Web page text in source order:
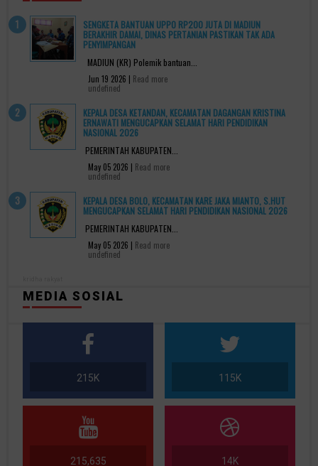
SENGKETA BANTUAN UPPO RP200 JUTA DI MADIUN
BERAKHIR DAMAI, DINAS PERTANIAN PASTIKAN TAK ADA
PENYIMPANGAN
MADIUN (KR) Polemik bantuan...
Jun 19 2026 | Read more
undefined
KEPALA DESA KETANDAN, KECAMATAN DAGANGAN KRISTINA
ERNAWATI MENGUCAPKAN SELAMAT HARI PENDIDIKAN
NASIONAL 2026
PEMERINTAH KABUPATEN...
May 05 2026 | Read more
undefined
KEPALA DESA BOLO, KECAMATAN KARE JAKA MIANTO, S.HUT
MENGUCAPKAN SELAMAT HARI PENDIDIKAN NASIONAL 2026
PEMERINTAH KABUPATEN...
May 05 2026 | Read more
undefined
MEDIA SOSIAL
215K 115K
215,635 14K